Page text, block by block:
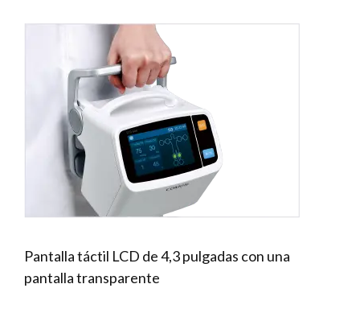
Pantalla táctil LCD de 4,3 pulgadas con una
pantalla transparente